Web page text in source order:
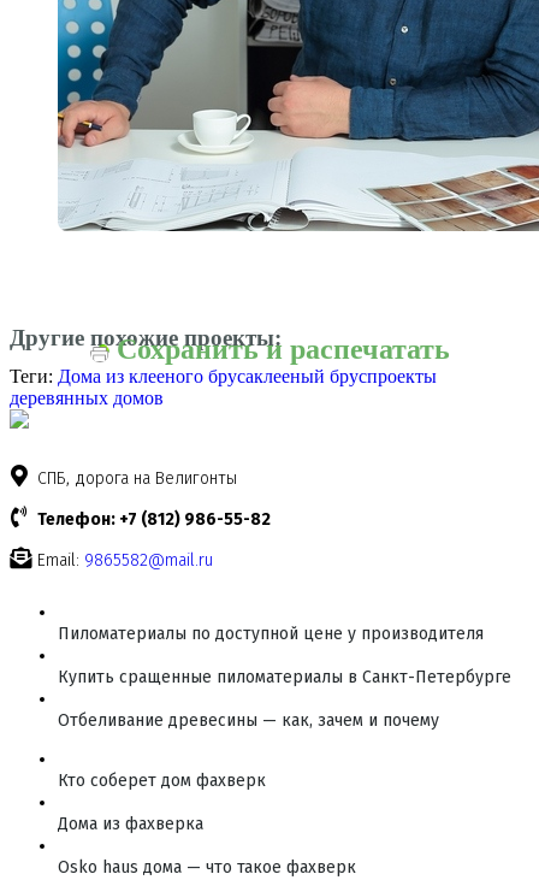
Другие похожие проекты:
Сохранить и распечатать
Теги: Дома из клееного брусаклееный бруспроекты
деревянных домов
СПБ, дорога на Велигонты
Телефон: +7 (812) 986-55-82
Email: 9865582@mail.ru
Пиломатериалы по доступной цене у производителя
Купить сращенные пиломатериалы в Санкт-Петербурге
Отбеливание древесины — как, зачем и почему
Кто соберет дом фахверк
Дома из фахверка
Osko haus дома — что такое фахверк